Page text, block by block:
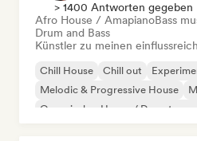
> 1400 Antworten gegeben
Afro House / AmapianoBass
Drum and Bass
Künstler zu meinen
Chill House Chill out
Melodic & Progressive House
Organischer House / Downtempo